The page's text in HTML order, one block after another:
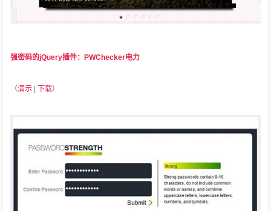
强密码的jQuery插件：PWChecker电力
（演示 |下载）